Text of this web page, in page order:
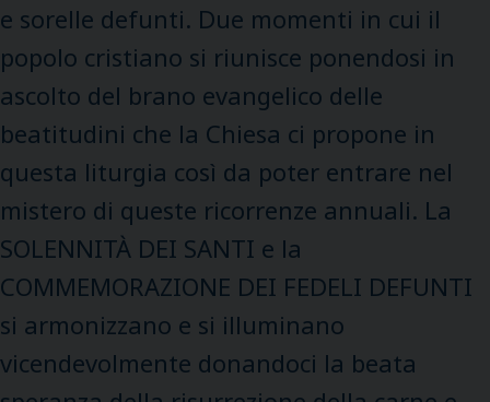
e sorelle defunti. Due momenti in cui il
popolo cristiano si riunisce ponendosi in
ascolto del brano evangelico delle
beatitudini che la Chiesa ci propone in
questa liturgia così da poter entrare nel
mistero di queste ricorrenze annuali. La
SOLENNITÀ DEI SANTI e la
COMMEMORAZIONE DEI FEDELI DEFUNTI
si armonizzano e si illuminano
vicendevolmente donandoci la beata